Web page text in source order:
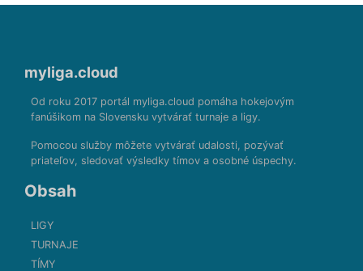
myliga.cloud
Od roku 2017 portál myliga.cloud pomáha hokejovým
fanúšikom na Slovensku vytvárať turnaje a ligy.
Pomocou služby môžete vytvárať udalosti, pozývať
priateľov, sledovať výsledky tímov a osobné úspechy.
Obsah
LIGY
TURNAJE
TÍMY